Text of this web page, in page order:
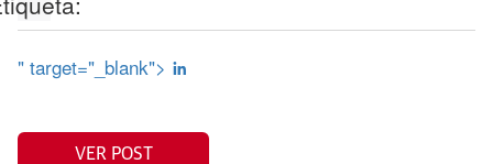
" target="_blank">
VER POST